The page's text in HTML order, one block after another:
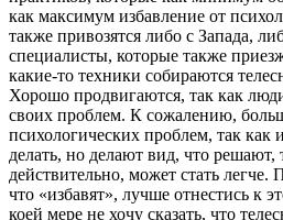
как максимум избавление от
также привозятся либо с Запада,
специалисты, которые также
какие-то техники собираются
Хорошо продвигаются, так как
своих проблем. К сожалению,
психологических проблем, так как
делать, но делают вид, что решают,
действительно, может стать легче.
что «избавят», лучше отнестись к
коей мере не хочу сказать, что